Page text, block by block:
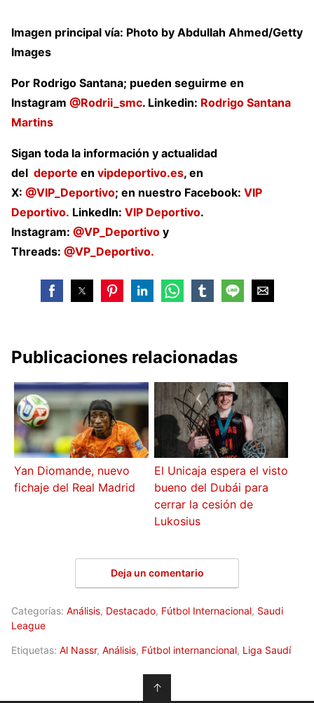
Imagen principal vía: Photo by Abdullah Ahmed/Getty
Images
Por Rodrigo Santana; pueden seguirme en
Instagram @Rodrii_smc. Linkedin: Rodrigo Santana
Martins
Sigan toda la información y actualidad
del deporte en vipdeportivo.es, en
X: @VIP_Deportivo; en nuestro Facebook: VIP
Deportivo. LinkedIn: VIP Deportivo.
Instagram: @VP_Deportivo y
Threads: @VP_Deportivo.
Publicaciones relacionadas
Yan Diomande, nuevo
fichaje del Real Madrid
El Unicaja espera el visto
bueno del Dubái para
cerrar la cesión de
Lukosius
Deja un comentario
Categorías: Análisis, Destacado, Fútbol Internacional, Saudi
League
Etiquetas: Al Nassr, Análisis, Fútbol internancional, Liga Saudí
↑